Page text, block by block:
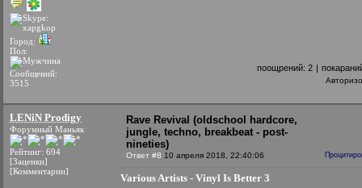
Город:
Пол:
Сообщений:
3515
поощрений: 2 |
LENiN Prodigy
Форумный Маньяк
Рейтинг: 694
[Заценки]
[Комментарии]
Rave Revival (oldschool hardcore,
jungle, techno, breakbeat - post-
nineties)
Ответ #8 10 апреля 2018, 22:40:06
Various Artists - Vinyl Is Better 3